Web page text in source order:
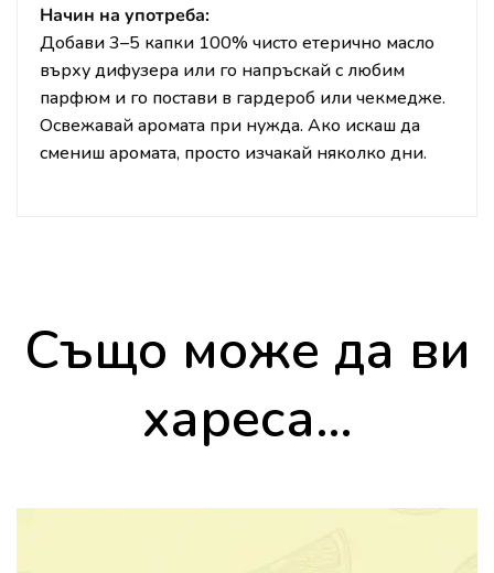
Начин на употреба:
Добави 3–5 капки 100% чисто етерично масло
върху дифузера или го напръскай с любим
парфюм и го постави в гардероб или чекмедже.
Освежавай аромата при нужда. Ако искаш да
смениш аромата, просто изчакай няколко дни.
Също може да ви
хареса…